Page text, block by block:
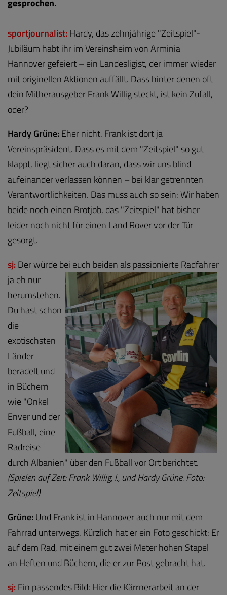
gesprochen.
sportjournalist:Hardy, das zehnjährige "Zeitspiel"-
Jubiläum habt ihr im Vereinsheim von Arminia
Hannover gefeiert – ein Landesligist, der immer wieder
mit originellen Aktionen auffällt. Dass hinter denen oft
dein Mitherausgeber Frank Willig steckt, ist kein Zufall,
oder?
Hardy Grüne:Eher nicht. Frank ist dort ja
Vereinspräsident. Dass es mit dem "Zeitspiel" so gut
klappt, liegt sicher auch daran, dass wir uns blind
aufeinander verlassen können – bei klar getrennten
Verantwortlichkeiten. Das muss auch so sein: Wir haben
beide noch einen Brotjob, das "Zeitspiel" hat bisher
leider noch nicht für einen Land Rover vor der Tür
gesorgt.
sj:Der würde bei euch beiden als passionierte Radfahrer
ja eh nur
herumstehen.
Du hast schon
die
exotischsten
Länder
beradelt und
in Büchern
wie "Onkel
Enver und der
Fußball, eine
Radreise
durch Albanien" über den Fußball vor Ort berichtet.
(Spielen auf Zeit: Frank Willig, l., und Hardy Grüne. Foto:
Zeitspiel)
Grüne:Und Frank ist in Hannover auch nur mit dem
Fahrrad unterwegs. Kürzlich hat er ein Foto geschickt: Er
auf dem Rad, mit einem gut zwei Meter hohen Stapel
an Heften und Büchern, die er zur Post gebracht hat.
sj:Ein passendes Bild: Hier die Kärrnerarbeit an der